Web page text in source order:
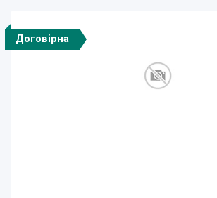
Договірна